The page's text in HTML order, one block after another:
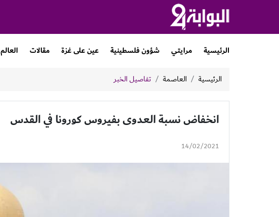
الرئيسية مرايتي شؤون فلسطينية عين على غزة مقالات العالم
الرئيسية العاصمة تفاصيل الخبر
انخفاض نسبة العدوى بفيروس كورونا في القدس
14/02/2021